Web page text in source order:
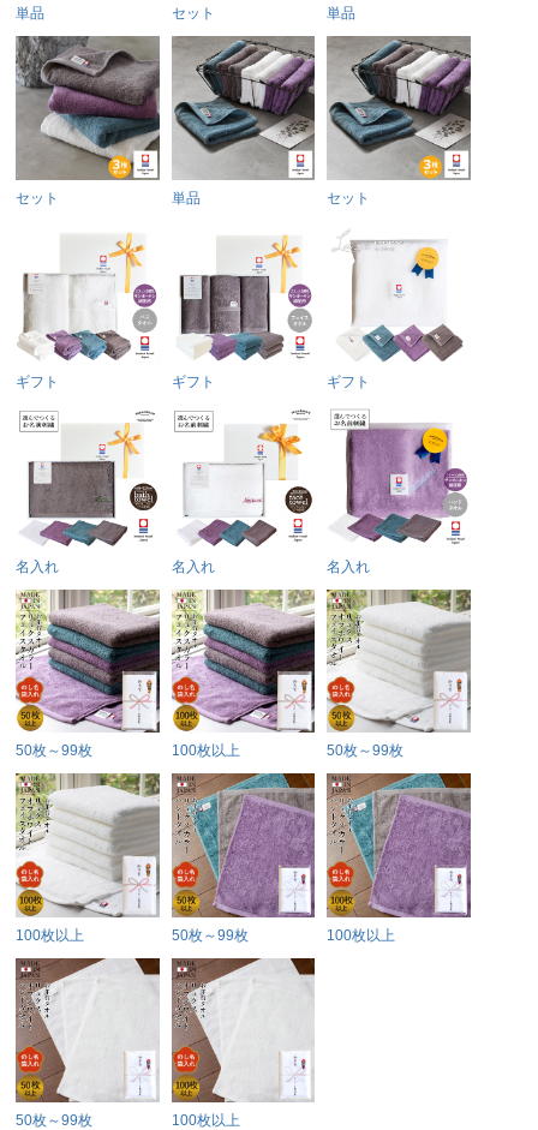
単品 セット 単品
セット 単品 セット
ギフト ギフト ギフト
名入れ 名入れ 名入れ
50枚～99枚 100枚以上 50枚～99枚
100枚以上 50枚～99枚 100枚以上
50枚～99枚 100枚以上